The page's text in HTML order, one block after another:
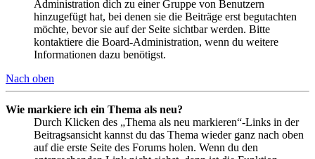
Administration dich zu einer Gruppe von Benutzern
hinzugefügt hat, bei denen sie die Beiträge erst begutachten
möchte, bevor sie auf der Seite sichtbar werden. Bitte
kontaktiere die Board-Administration, wenn du weitere
Informationen dazu benötigst.
Nach oben
Wie markiere ich ein Thema als neu?
Durch Klicken des „Thema als neu markieren“-Links in der
Beitragsansicht kannst du das Thema wieder ganz nach oben
auf die erste Seite des Forums holen. Wenn du den